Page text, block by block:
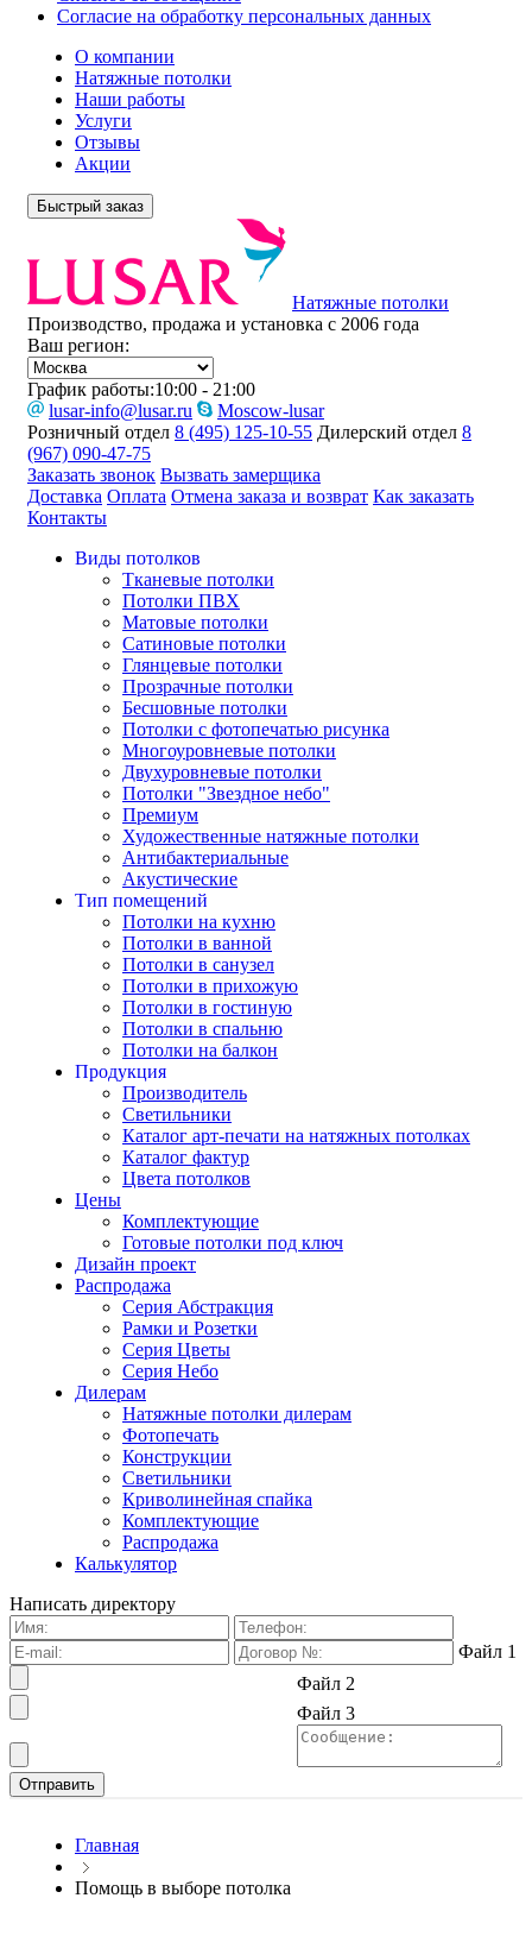
Согласие на обработку персональных данных
О компании
Натяжные потолки
Наши работы
Услуги
Отзывы
Акции
Быстрый заказ
Натяжные потолки
Производство, продажа и установка с 2006 года
Ваш регион:
График работы:10:00 - 21:00
lusar-info@lusar.ru
Moscow-lusar
Розничный отдел 8 (495) 125-10-55 Дилерский отдел 8
(967) 090-47-75
Заказать звонок Вызвать замерщика
Доставка Оплата Отмена заказа и возврат Как заказать
Контакты
Виды потолков
Тканевые потолки
Потолки ПВХ
Матовые потолки
Сатиновые потолки
Глянцевые потолки
Прозрачные потолки
Бесшовные потолки
Потолки с фотопечатью рисунка
Многоуровневые потолки
Двухуровневые потолки
Потолки "Звездное небо"
Премиум
Художественные натяжные потолки
Антибактериальные
Акустические
Тип помещений
Потолки на кухню
Потолки в ванной
Потолки в санузел
Потолки в прихожую
Потолки в гостиную
Потолки в спальню
Потолки на балкон
Продукция
Производитель
Светильники
Каталог арт-печати на натяжных потолках
Каталог фактур
Цвета потолков
Цены
Комплектующие
Готовые потолки под ключ
Дизайн проект
Распродажа
Серия Абстракция
Рамки и Розетки
Серия Цветы
Серия Небо
Дилерам
Натяжные потолки дилерам
Фотопечать
Конструкции
Светильники
Криволинейная спайка
Комплектующие
Распродажа
Калькулятор
Написать директору
Файл 1
Файл 2
Файл 3
Главная
Помощь в выборе потолка